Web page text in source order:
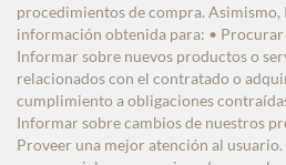
procedimientos de compra.
información obtenida para: •
Informar sobre nuevos productos o
relacionados con el contratado o
cumplimiento a obligaciones
Informar sobre cambios de nuestros
Proveer una mejor atención al usuario.